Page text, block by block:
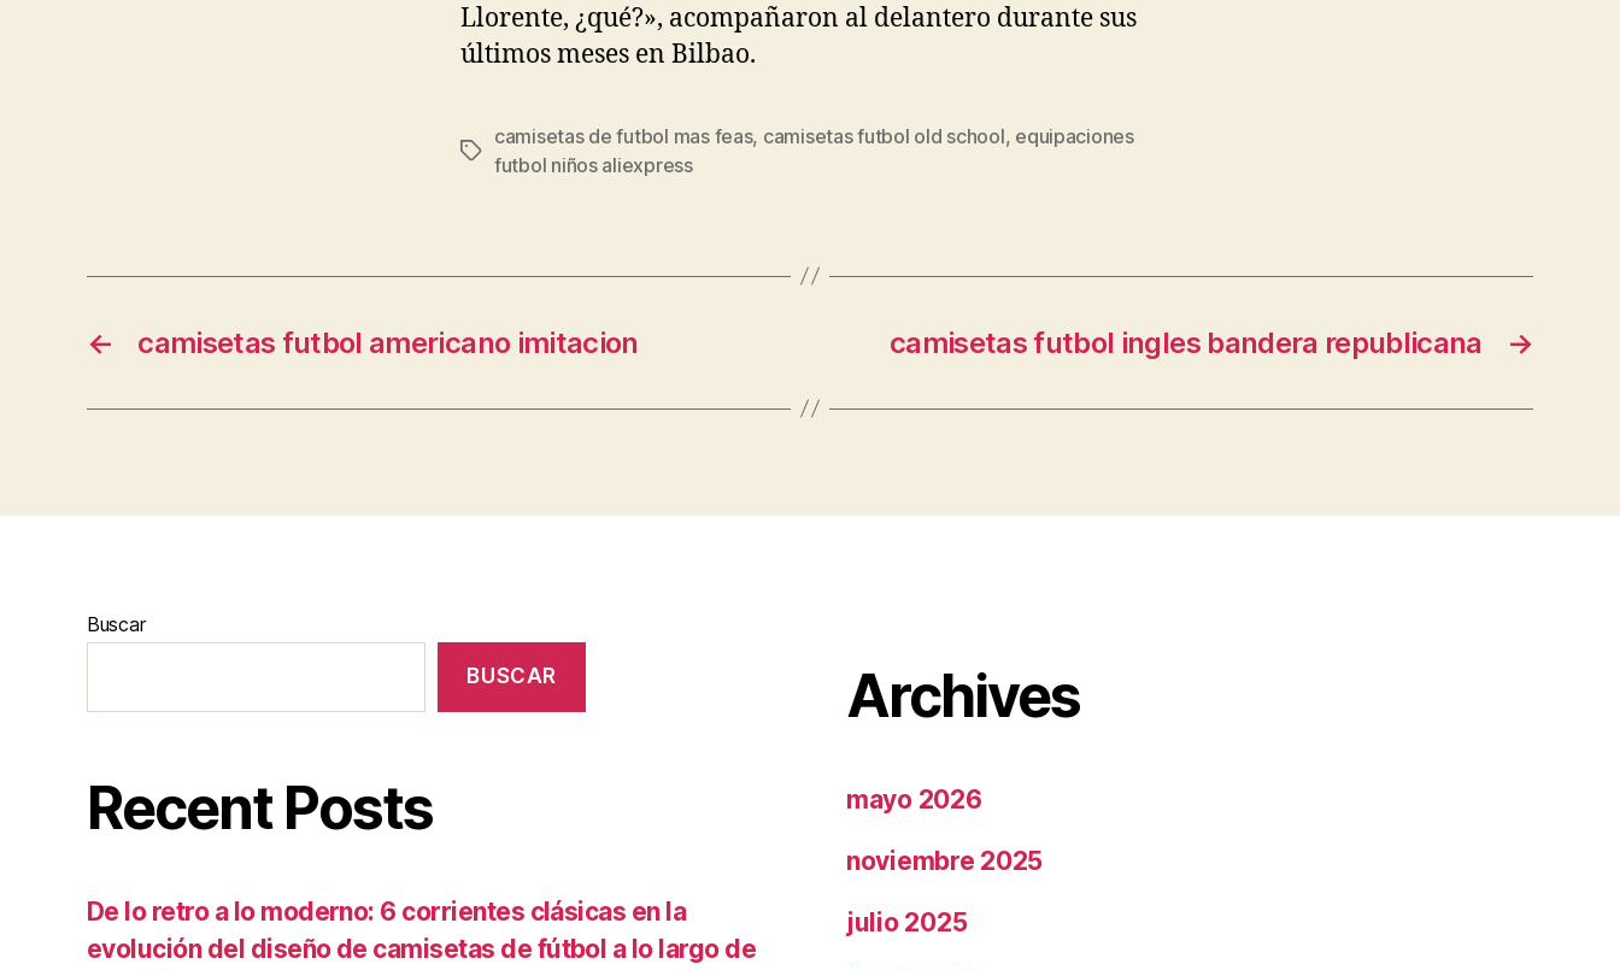
Llorente, ¿qué?», acompañaron al delantero durante sus
últimos meses en Bilbao.
Etiquetas
camisetas de futbol mas feas, camisetas futbol old school, equipaciones
futbol niños aliexpress
← camisetas futbol americano imitacion →
camisetas futbol ingles bandera republicana
Buscar
BUSCAR
Recent Posts
De lo retro a lo moderno: 6 corrientes clásicas en la
evolución del diseño de camisetas de fútbol a lo largo de
Archives
mayo 2026
noviembre 2025
julio 2025